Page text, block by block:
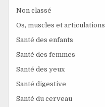
Non classé
Os, muscles et articulations
Santé des enfants
Santé des femmes
Santé des yeux
Santé digestive
Santé du cerveau